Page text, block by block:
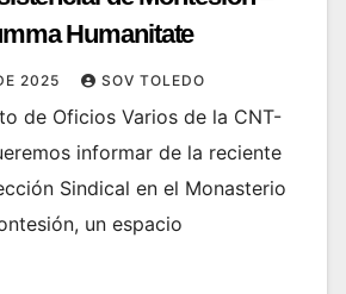
Humanitate
2025 SOV TOLEDO
de Oficios Varios de la CNT-
informar de la reciente
Sindical en el Monasterio
un espacio